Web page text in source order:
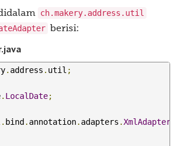
ch.makery.address.util
berisi:
. address . util ;
. LocalDate;
. bind . annotation. adapters .XmlAdapter